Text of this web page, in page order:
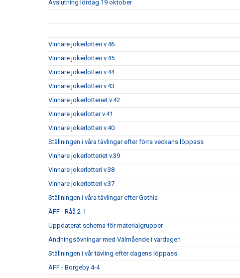
Avslutning lördag 19 oktober
Vinnare jokerlotteri v.46
Vinnare jokerlotteri v.45
Vinnare jokerlotteri v.44
Vinnare jokerlotteri v.43
Vinnare jokerlotteriet v.42
Vinnare jokerlotter v.41
Vinnare jokerlotteri v.40
Ställningen i våra tävlingar efter förra veckans löppass
Vinnare jokerlotteriet v.39
Vinnare jokerlotteri v.38
Vinnare jokerlotteri v.37
Ställningen i våra tävlingar efter Gothia
ÄFF - Råå 2-1
Uppdaterat schema för materialgrupper
Andningsövningar med Välmående i vardagen
Ställningen i vår tävling efter dagens löppass
ÄFF - Borgeby 4-4